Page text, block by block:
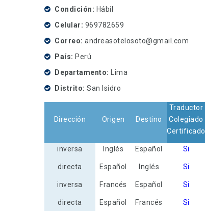
Condición
Hábil
Celular
969782659
Correo andreasotelosoto@gmail.com
País Perú
Departamento Lima
Distrito San Isidro
Dirección Origen Destino
Traductor
Colegiado
Certificado
inversa Inglés Español Si
directa Español Inglés Si
inversa Francés Español Si
directa Español Francés Si